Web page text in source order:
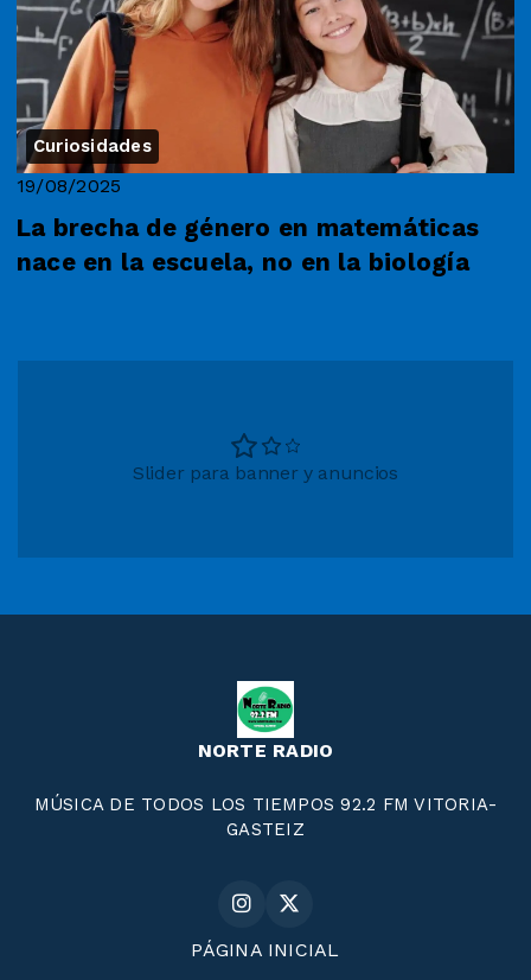
Curiosidades
19/08/2025
La brecha de género en matemáticas
nace en la escuela, no en la biología
Slider para banner y anuncios
NORTE RADIO
MÚSICA DE TODOS LOS TIEMPOS 92.2 FM VITORIA-
GASTEIZ
PÁGINA INICIAL